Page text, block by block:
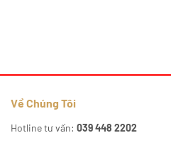
Về Chúng Tôi
Hotline tư vấn: 039 448 2202